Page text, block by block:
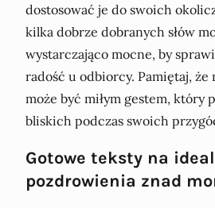
dostosować je do swoich
kilka dobrze dobranych słów
wystarczająco mocne, by
radość u odbiorcy. Pamiętaj, że
może być miłym gestem, który
bliskich podczas swoich
Gotowe teksty na
pozdrowienia znad